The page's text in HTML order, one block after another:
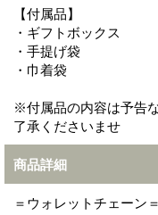
【付属品】
・ギフトボックス
・手提げ袋
・巾着袋
※付属品の内容は予告
了承くださいませ
商品詳細
＝ウォレットチェーン